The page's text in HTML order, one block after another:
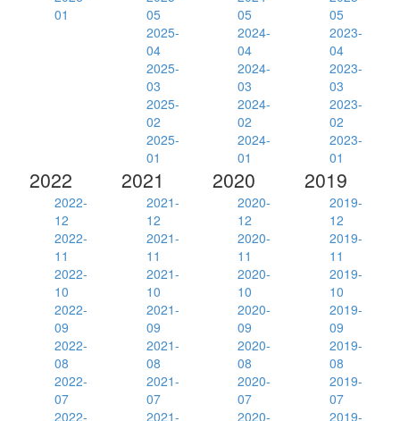
01
05
2025-
04
2025-
03
2025-
02
2025-
01
05
2024-
04
2024-
03
2024-
02
2024-
01
05
2023-
04
2023-
03
2023-
02
2023-
01
2022
2022-
12
2022-
11
2022-
10
2022-
09
2022-
08
2022-
07
2022-
2021
2021-
12
2021-
11
2021-
10
2021-
09
2021-
08
2021-
07
2021-
2020
2020-
12
2020-
11
2020-
10
2020-
09
2020-
08
2020-
07
2020-
2019
2019-
12
2019-
11
2019-
10
2019-
09
2019-
08
2019-
07
2019-